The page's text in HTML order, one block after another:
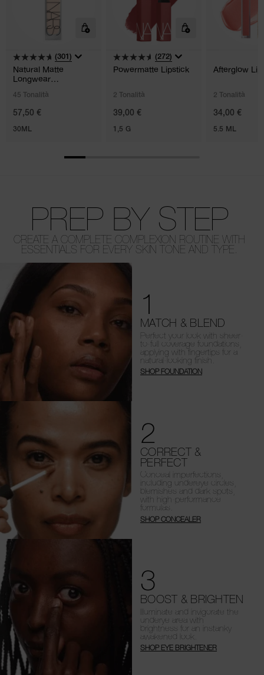
(301)
Natural Matte
Longwear
45 Tonalità
57,50 €
30ML
(272)
Powermatte Lipstick
2 Tonalità
39,00 €
1,5 G
Afterglow Lip
2 Tonalità
34,00 €
5.5 ML
PREP BY STEP
CREATE A COMPLETE COMPLEXION ROUTINE WITH
ESSENTIALS FOR EVERY SKIN TONE AND TYPE.
1
MATCH & BLEND
Perfect your look with sheer-
to-full coverage foundations,
applying with fingertips for a
natural-looking finish.
SHOP FOUNDATION
2
CORRECT &
PERFECT
Conceal imperfections,
including undereye circles,
blemishes and dark spots,
with high-performance
formulas.
SHOP CONCEALER
3
BOOST & BRIGHTEN
Illuminate and invigorate the
underye area with
brightness for an instanky
awakened look.
SHOP EYE BRIGHTENER